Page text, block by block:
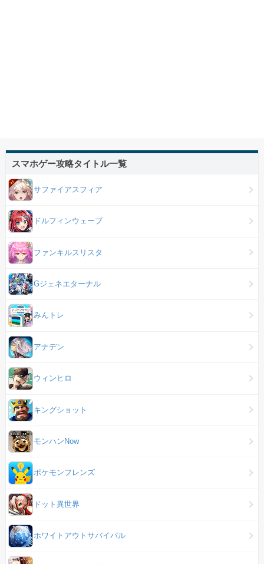
スマホゲー攻略タイトル一覧
サファイアスフィア
ドルフィンウェーブ
ファンキルスリスタ
Gジェネエターナル
みんトレ
アナデン
ウィンヒロ
キングショット
モンハンNow
ポケモンフレンズ
ドット異世界
ホワイトアウトサバイバル